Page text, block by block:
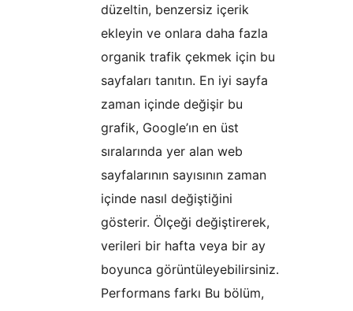
düzeltin, benzersiz içerik
ekleyin ve onlara daha fazla
organik trafik çekmek için bu
sayfaları tanıtın. En iyi sayfa
zaman içinde değişir bu
grafik, Google’ın en üst
sıralarında yer alan web
sayfalarının sayısının zaman
içinde nasıl değiştiğini
gösterir. Ölçeği değiştirerek,
verileri bir hafta veya bir ay
boyunca görüntüleyebilirsiniz.
Performans farkı Bu bölüm,